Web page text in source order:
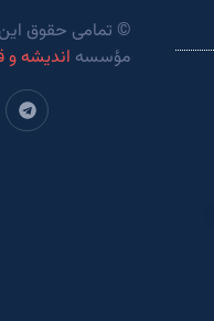
© تمامی حقوق این
مؤسسه اندیشه و